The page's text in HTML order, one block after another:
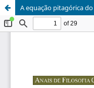
A equação pitagórica